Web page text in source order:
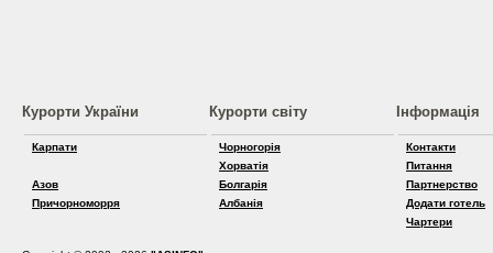
Курорти України
Карпати
Азов
Причорноморря
Курорти світу
Чорногорія
Хорватія
Болгарія
Албанія
Інформація
Контакти
Питання
Партнерство
Додати готель
Чартери